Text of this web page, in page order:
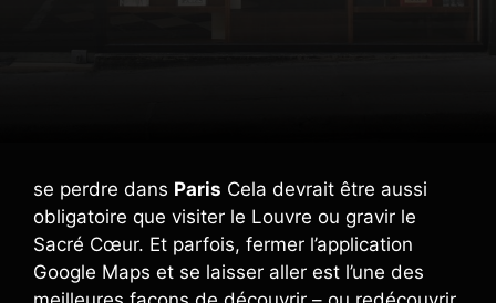
se perdre dans Paris Cela devrait être aussi
obligatoire que visiter le Louvre ou gravir le
Sacré Cœur. Et parfois, fermer l’application
Google Maps et se laisser aller est l’une des